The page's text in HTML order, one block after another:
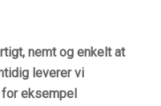
nemt og enkelt at
leverer vi
eksempel